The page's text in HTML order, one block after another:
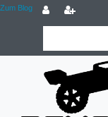
Zum Blog